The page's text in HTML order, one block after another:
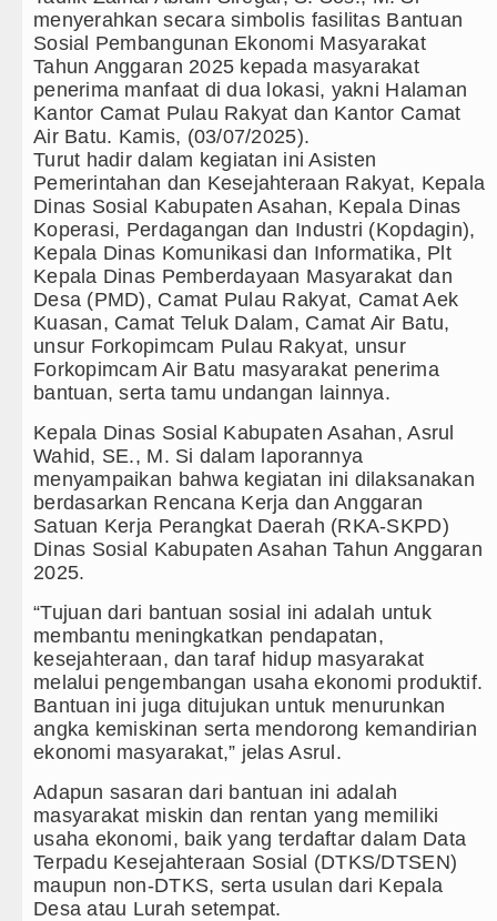
Gubernur Bobby Nasution Minta
Rico Waas : Kemerdekaan
Akses Jalan ke Pemandian Air
Dayang Nan Tujuh
Tim Gabungan Ringkus 3
Emma Raducanu Absen di
Juventus Dikalahkan Inter Milan
PSG Ditahan Manchester
Chelsea Gilas AC Milan di Laga
Ketua GRIB Jaya Labuhanbatu
Gubernur Bobby Nasution Minta
Rico Waas : Kemerdekaan
Dayang Nan Tujuh
menyerahkan secara simbolis fasilitas Bantuan
Sosial Pembangunan Ekonomi Masyarakat
Tahun Anggaran 2025 kepada masyarakat
penerima manfaat di dua lokasi, yakni Halaman
Kantor Camat Pulau Rakyat dan Kantor Camat
Air Batu. Kamis, (03/07/2025).
Turut hadir dalam kegiatan ini Asisten
Pemerintahan dan Kesejahteraan Rakyat, Kepala
Dinas Sosial Kabupaten Asahan, Kepala Dinas
Koperasi, Perdagangan dan Industri (Kopdagin),
Kepala Dinas Komunikasi dan Informatika, Plt
Kepala Dinas Pemberdayaan Masyarakat dan
Desa (PMD), Camat Pulau Rakyat, Camat Aek
Kuasan, Camat Teluk Dalam, Camat Air Batu,
unsur Forkopimcam Pulau Rakyat, unsur
Forkopimcam Air Batu masyarakat penerima
bantuan, serta tamu undangan lainnya.
Kepala Dinas Sosial Kabupaten Asahan, Asrul
Wahid, SE., M. Si dalam laporannya
menyampaikan bahwa kegiatan ini dilaksanakan
berdasarkan Rencana Kerja dan Anggaran
Satuan Kerja Perangkat Daerah (RKA-SKPD)
Dinas Sosial Kabupaten Asahan Tahun Anggaran
2025.
“Tujuan dari bantuan sosial ini adalah untuk
membantu meningkatkan pendapatan,
kesejahteraan, dan taraf hidup masyarakat
melalui pengembangan usaha ekonomi produktif.
Bantuan ini juga ditujukan untuk menurunkan
angka kemiskinan serta mendorong kemandirian
ekonomi masyarakat,” jelas Asrul.
Adapun sasaran dari bantuan ini adalah
masyarakat miskin dan rentan yang memiliki
usaha ekonomi, baik yang terdaftar dalam Data
Terpadu Kesejahteraan Sosial (DTKS/DTSEN)
maupun non-DTKS, serta usulan dari Kepala
Desa atau Lurah setempat.